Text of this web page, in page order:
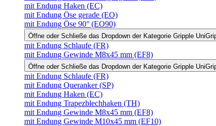
mit Endung Haken (EC)
mit Endung Öse gerade (EO)
mit Endung Öse 90° (EO90)
Öffne oder Schließe das Dropdown der Kategorie Gripple
mit Endung Schlaufe (FR)
mit Endung Gewinde M8x45 mm (EF8)
Öffne oder Schließe das Dropdown der Kategorie Gripple
mit Endung Schlaufe (FR)
mit Endung Queranker (SP)
mit Endung Haken (EC)
mit Endung Trapezblechhaken (TH)
mit Endung Gewinde M8x45 mm (EF8)
mit Endung Gewinde M10x45 mm (EF10)